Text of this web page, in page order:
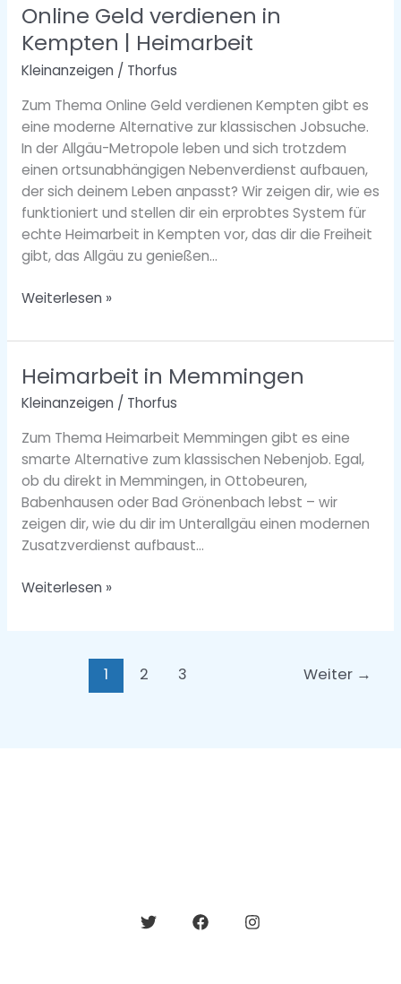
Online Geld verdienen in
Kempten | Heimarbeit
Kleinanzeigen / Thorfus
Zum Thema Online Geld verdienen Kempten gibt es
eine moderne Alternative zur klassischen Jobsuche.
In der Allgäu-Metropole leben und sich trotzdem
einen ortsunabhängigen Nebenverdienst aufbauen,
der sich deinem Leben anpasst? Wir zeigen dir, wie es
funktioniert und stellen dir ein erprobtes System für
echte Heimarbeit in Kempten vor, das dir die Freiheit
gibt, das Allgäu zu genießen…
Kempten
|
Heimarbeit
Weiterlesen »
Heimarbeit in Memmingen
Kleinanzeigen / Thorfus
Zum Thema Heimarbeit Memmingen gibt es eine
smarte Alternative zum klassischen Nebenjob. Egal,
ob du direkt in Memmingen, in Ottobeuren,
Babenhausen oder Bad Grönenbach lebst – wir
zeigen dir, wie du dir im Unterallgäu einen modernen
Zusatzverdienst aufbaust…
Heimarbeit
in
Memmingen
Weiterlesen »
1 2 3 Weiter →